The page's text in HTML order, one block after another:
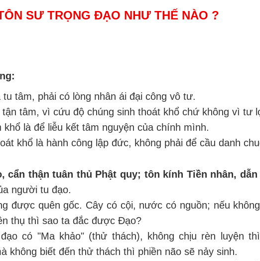
SƯ TRỌNG ĐẠO NHƯ THẾ NÀO ?
tu tâm, phải có lòng nhân ái đại công vô tư.
tận tâm, vì cứu độ chúng sinh thoát khổ chứ không vì tư
khổ là để liễu kết tâm nguyện của chính mình.
khổ là hành công lập đức, không phải để cầu danh
cẩn thận tuân thủ Phật quy; tôn kính Tiền nhân, dẫn
người tu đạo.
được quên gốc. Cây có cội, nước có nguồn; nếu
thụ thì sao ta đắc được Đạo?
có "Ma khảo" (thử thách), không chịu rèn luyện
không biết đến thử thách thì phiền não sẽ nảy sinh.